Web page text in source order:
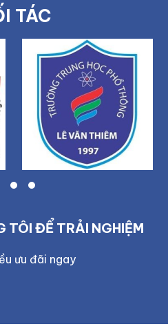
TÁC
TÔI ĐỂ TRẢI NGHIỆM
ưu đãi ngay